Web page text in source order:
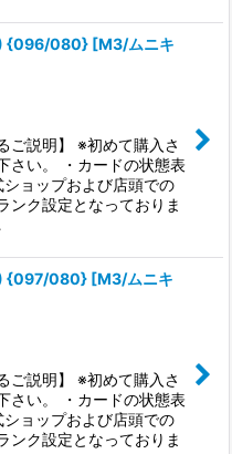
{096/080} [M3/ムニキ
ご説明】 ※初めて購入さ
さい。 ・カードの状態表
ョップおよび店頭での
ンク設定となっておりま
{097/080} [M3/ムニキ
ご説明】 ※初めて購入さ
さい。 ・カードの状態表
ョップおよび店頭での
ンク設定となっておりま